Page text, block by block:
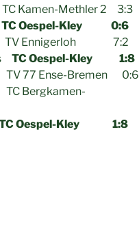
Methler 2 3:3
TC Oespel-Kley
0:6
Ennigerloh 7:2
TC Oespel-Kley
1:8
Ense-Bremen 0:6
Oespel-Kley 1:8